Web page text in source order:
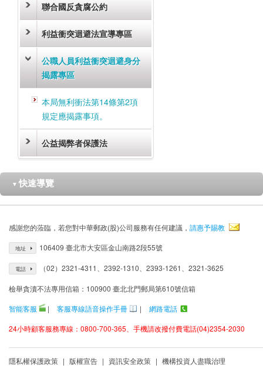
聯合國反貪腐公約
利益衝突迴避法宣導專區
公職人員利益衝突迴避身分
揭露專區
本局無利衝法第14條第2項
規定應揭露事項。
公益揭弊者保護法
▼ 快速導覽
感謝您的蒞臨，若您對中華郵政(股)公司服務有任何建議， 請惠予賜教
地址 106409 臺北市大安區金山南路2段55號
電話 （02）2321-4311、2392-1310、2393-1261、2321-3625
檢舉貪瀆不法專用信箱：100900 臺北北門郵局第610號信箱
智能客服
| 客服專線語音操作手冊 |
網路電話
24小時顧客服務專線：0800-700-365、手機請改撥付費電話(04)2354-2030
隱私權保護政策 | 版權宣告 | 資訊安全政策 | 機構投資人盡職治理